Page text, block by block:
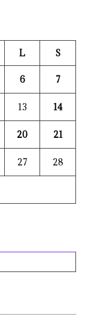
L S
6 7
13 14
20 21
27 28